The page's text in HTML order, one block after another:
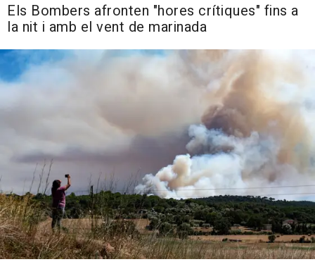
Els Bombers afronten "hores crítiques" fins a
la nit i amb el vent de marinada